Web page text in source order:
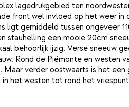
lagedrukgebied ten
front wel invloed op het weer in
ligt gemiddeld tussen ongeveer
stauhelling een mooie 20cm
behoorlijk ijzig. Verse sneeuw
Rond de Piëmonte en westen
verder oostwaarts is het
het westen tot rond het